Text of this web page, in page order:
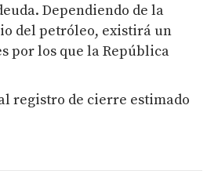
Dependiendo de la
del petróleo, existirá un
por los que la República
registro de cierre estimado